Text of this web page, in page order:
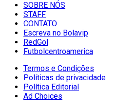
SOBRE NÓS
STAFF
CONTATO
Escreva no Bolavip
RedGol
Futbolcentroamerica
Termos e Condições
Políticas de privacidade
Política Editorial
Ad Choices